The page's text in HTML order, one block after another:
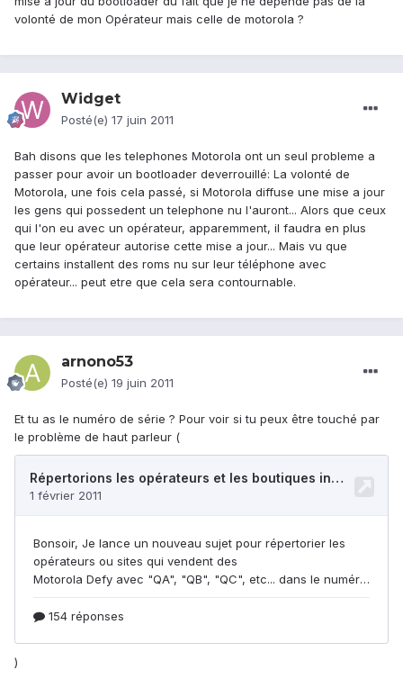
volonté de mon Opérateur mais celle de motorola ?
Widget
Posté(e) 17 juin 2011
Bah disons que les telephones Motorola ont un seul probleme a
passer pour avoir un bootloader deverrouillé: La volonté de
Motorola, une fois cela passé, si Motorola diffuse une mise a jour
les gens qui possedent un telephone nu l'auront... Alors que ceux
qui l'on eu avec un opérateur, apparemment, il faudra en plus
que leur opérateur autorise cette mise a jour... Mais vu que
certains installent des roms nu sur leur téléphone avec
opérateur... peut etre que cela sera contournable.
arnono53
Posté(e) 19 juin 2011
Et tu as le numéro de série ? Pour voir si tu peux être touché par
le problème de haut parleur (
)